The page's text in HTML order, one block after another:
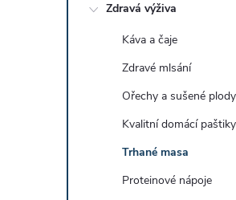
Zdravá výživa
Káva a čaje
Zdravé mlsání
Ořechy a sušené plody
Kvalitní domácí paštiky
Trhané masa
Proteinové nápoje